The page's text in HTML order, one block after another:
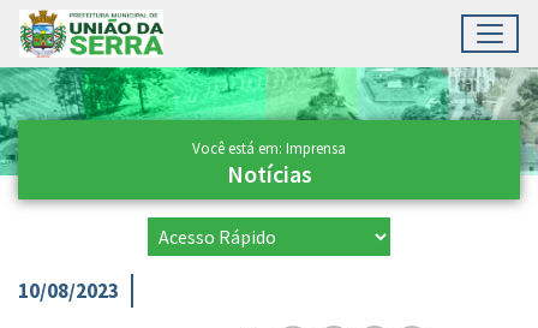
Ir para conteúdo principal
Conteúdo Principal
Você está em: Imprensa
Notícias
10/08/2023